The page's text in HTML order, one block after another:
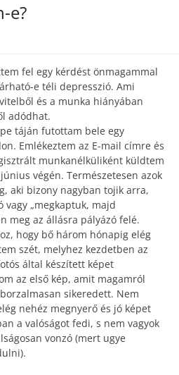
e?
fel egy kérdést önmagammal
e téli depresszió. Ami
és a munka hiányában
adódhat.
táján futottam bele egy
Emlékeztem az E-mail címre és
munkanélküliként küldtem
végén. Természetesen azok
aki bizony nagyban tojik arra,
vagy „megkaptuk, majd
meg az állásra pályázó felé.
hogy bő három hónapig elég
szét, melyhez kezdetben az
által készített képet
az első kép, amit magamról
sikeredett. Nem
nehéz megnyerő és jó képet
a valóságot fedi, s nem vagyok
vonzó (mert ugye